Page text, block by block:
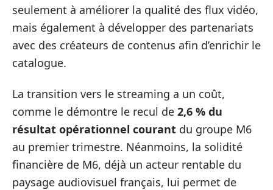
seulement à améliorer la qualité des flux vidéo,
mais également à développer des partenariats
avec des créateurs de contenus afin d’enrichir le
catalogue.
La transition vers le streaming a un coût,
comme le démontre le recul de 2,6 % du
résultat opérationnel courant du groupe M6
au premier trimestre. Néanmoins, la solidité
financière de M6, déjà un acteur rentable du
paysage audiovisuel français, lui permet de